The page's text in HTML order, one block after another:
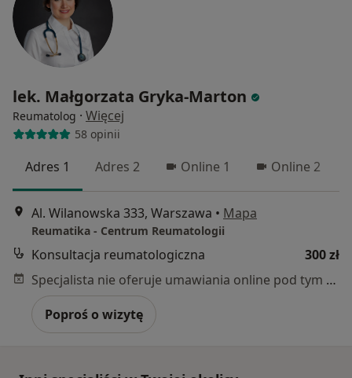
lek. Małgorzata Gryka-Marton
Reumatolog · Więcej
58 opinii
Adres 1 Adres 2 Online 1 Online 2
Al. Wilanowska 333, Warszawa • Mapa
Reumatika - Centrum Reumatologii
Konsultacja reumatologiczna
300 zł
Specjalista nie oferuje umawiania online pod tym adresem.
Poproś o wizytę